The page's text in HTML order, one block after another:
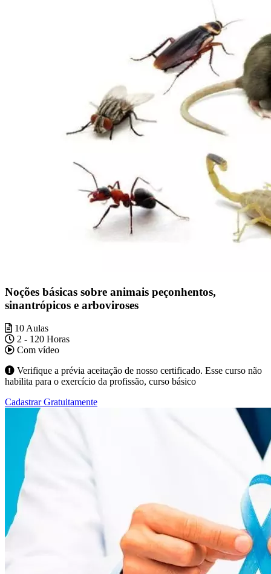
Noções básicas sobre animais peçonhentos,
sinantrópicos e arboviroses
10 Aulas
2 - 120 Horas
Com vídeo
Verifique a prévia aceitação de nosso certificado. Esse curso não
habilita para o exercício da profissão, curso básico
Cadastrar Gratuitamente